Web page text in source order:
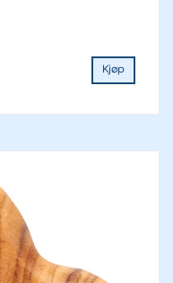
Kjøp